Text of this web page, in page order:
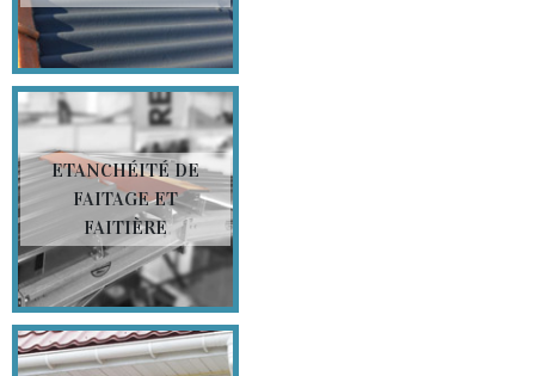
ETANCHÉITÉ DE
FAITAGE ET
FAITIÈRE